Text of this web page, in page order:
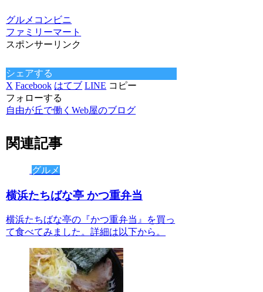
グルメ コンビニ
ファミリーマート
スポンサーリンク
シェアする
X Facebook はてブ LINE コピー
フォローする
自由が丘で働くWeb屋のブログ
関連記事
グルメ
横浜たちばな亭 かつ重弁当
横浜たちばな亭の『かつ重弁当』を買っ
て食べてみました。詳細は以下から。